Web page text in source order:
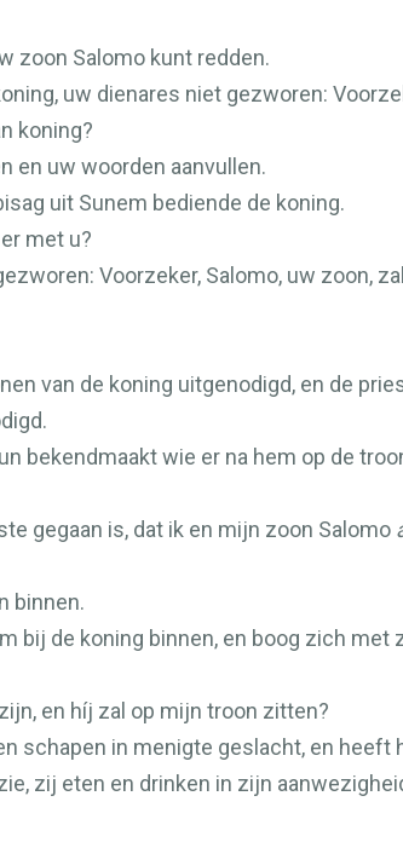
zoon Salomo kunt redden.
uw dienares niet gezworen:
koning?
en uw woorden aanvullen.
uit Sunem bediende de koning.
met u?
Voorzeker, Salomo, uw zoon,
van de koning uitgenodigd, en de
bekendmaakt wie er na hem op de
gegaan is, dat ik en mijn zoon Salomo
binnen.
bij de koning binnen, en boog zich
en híj zal op mijn troon zitten?
schapen in menigte geslacht, en heeft
zij eten en drinken in zijn